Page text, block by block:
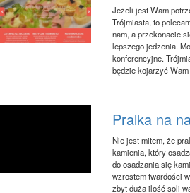
Jeżeli jest Wam
Trójmiasta, to
nam, a przekonacie
lepszego jedzenia.
konferencyjne.
będzie kojarzyć
Pralka na
Nie jest mitem, że
kamienia, który
do osadzania się
wzrostem twardości
zbyt duża ilość soli